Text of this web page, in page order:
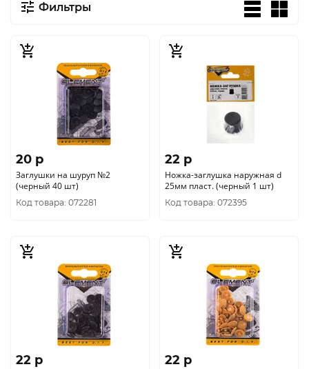
Фильтры
20 p
Заглушки на шуруп №2
(черный 40 шт)
Код товара: 072281
22 p
Ножка-заглушка наружная d
25мм пласт. (черный 1 шт)
Код товара: 072395
22 p 22 p